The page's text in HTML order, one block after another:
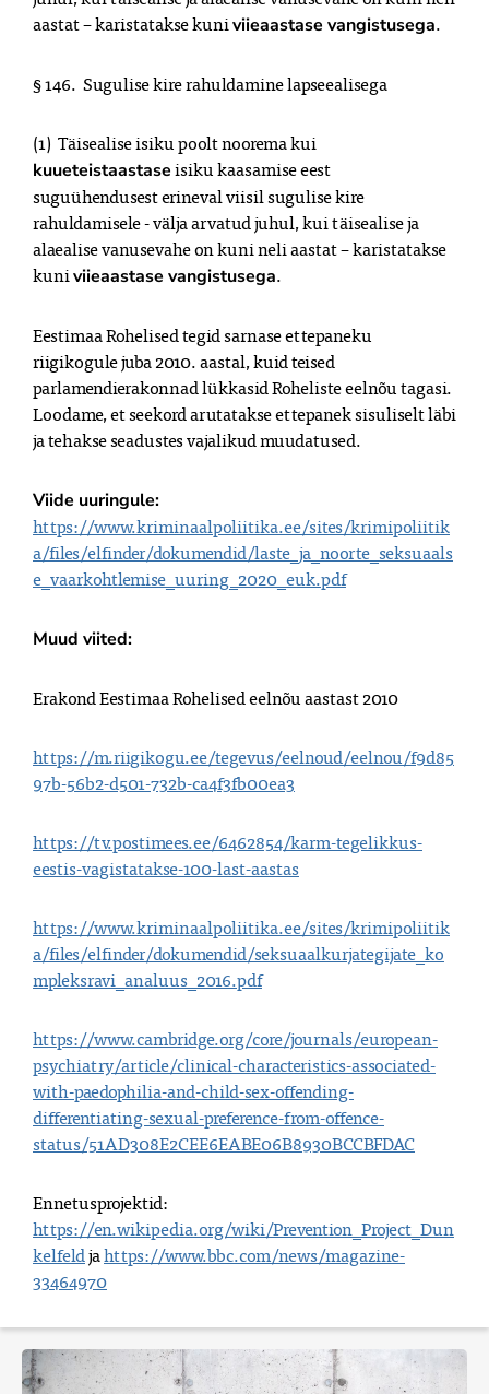
aastat – karistatakse kuni viieaastase vangistusega.
§ 146.  Sugulise kire rahuldamine lapseealisega
kuueteistaastase isiku kaasamise eest
suguühendusest erineval viisil sugulise kire
rahuldamisele - välja arvatud juhul, kui täisealise ja
alaealise vanusevahe on kuni neli aastat – karistatakse
kuni viieaastase vangistusega.
Eestimaa Rohelised tegid sarnase ettepaneku
riigikogule juba 2010. aastal, kuid teised
parlamendierakonnad lükkasid Roheliste eelnõu tagasi.
Loodame, et seekord arutatakse ettepanek sisuliselt läbi
Viide uuringule:
https://www.kriminaalpoliitika.ee/sites/krimipoliitik
a/files/elfinder/dokumendid/laste_ja_noorte_seksuaals
e_vaarkohtlemise_uuring_2020_euk.pdf
Muud viited:
Erakond Eestimaa Rohelised eelnõu aastast 2010
https://m.riigikogu.ee/tegevus/eelnoud/eelnou/f9d85
97b-56b2-d501-732b-ca4f3fb00ea3
https://tv.postimees.ee/6462854/karm-tegelikkus-
eestis-vagistatakse-100-last-aastas
https://www.kriminaalpoliitika.ee/sites/krimipoliitik
a/files/elfinder/dokumendid/seksuaalkurjategijate_ko
mpleksravi_analuus_2016.pdf
https://www.cambridge.org/core/journals/european-
psychiatry/article/clinical-characteristics-associated-
with-paedophilia-and-child-sex-offending-
differentiating-sexual-preference-from-offence-
status/51AD308E2CEE6EABE06B8930BCCBFDAC
https://en.wikipedia.org/wiki/Prevention_Project_Dun
kelfeld ja https://www.bbc.com/news/magazine-
33464970